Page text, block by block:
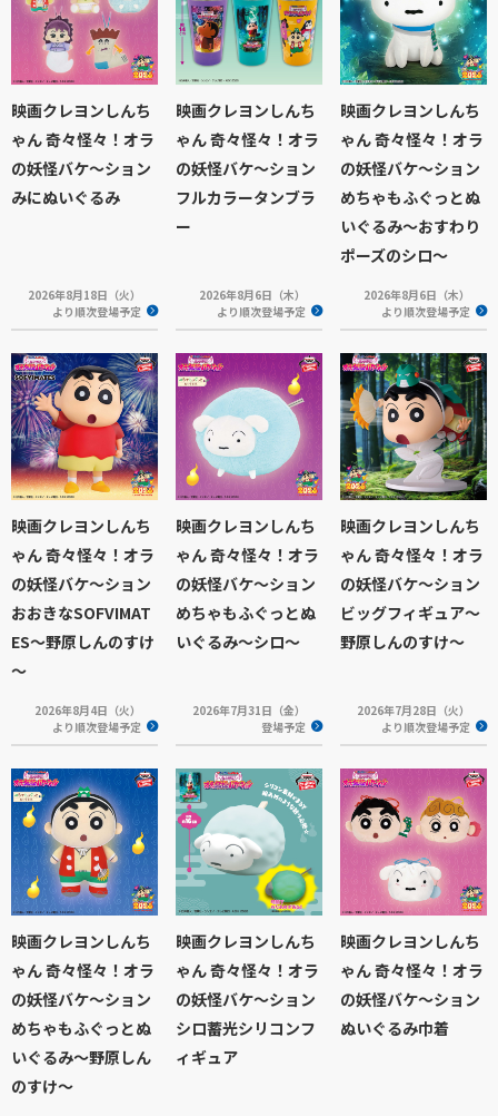
映画クレヨンしんち
ゃん 奇々怪々！オラ
の妖怪バケ～ション
みにぬいぐるみ
2026年8月18日（火）
より順次登場予定
映画クレヨンしんち
ゃん 奇々怪々！オラ
の妖怪バケ～ション
フルカラータンブラ
ー
2026年8月6日（木）
より順次登場予定
映画クレヨンしんち
ゃん 奇々怪々！オラ
の妖怪バケ～ション
めちゃもふぐっとぬ
いぐるみ～おすわり
ポーズのシロ～
2026年8月6日（木）
より順次登場予定
映画クレヨンしんち
ゃん 奇々怪々！オラ
の妖怪バケ～ション
おおきなSOFVIMAT
ES～野原しんのすけ
～
2026年8月4日（火）
より順次登場予定
映画クレヨンしんち
ゃん 奇々怪々！オラ
の妖怪バケ～ション
めちゃもふぐっとぬ
いぐるみ～シロ～
2026年7月31日（金）
登場予定
映画クレヨンしんち
ゃん 奇々怪々！オラ
の妖怪バケ～ション
ビッグフィギュア～
野原しんのすけ～
2026年7月28日（火）
より順次登場予定
映画クレヨンしんち
ゃん 奇々怪々！オラ
の妖怪バケ～ション
めちゃもふぐっとぬ
いぐるみ～野原しん
のすけ～
映画クレヨンしんち
ゃん 奇々怪々！オラ
の妖怪バケ～ション
シロ蓄光シリコンフ
ィギュア
映画クレヨンしんち
ゃん 奇々怪々！オラ
の妖怪バケ～ション
ぬいぐるみ巾着